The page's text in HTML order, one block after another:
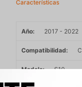
Características
Año 2017 - 2022
Compatibilidad
Modelo S10